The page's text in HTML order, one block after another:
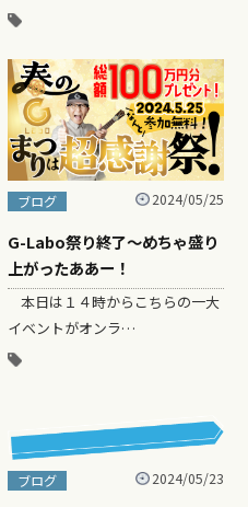
ブログ 2024/05/25
G-Labo祭り終了〜めちゃ盛り
上がったああー！
本日は１４時からこちらの一大
イベントがオンラ…
ブログ 2024/05/23